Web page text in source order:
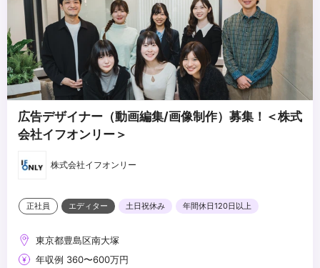
のある方
・責任感のある方
・周りのメンバーと協調・協業ができる方
...
広告デザイナー（動画編集/画像制作）募集！＜株式
会社イフオンリー＞
株式会社イフオンリー
正社員 エディター 土日祝休み 年間休日120日以上
東京都豊島区南大塚
年収例 360〜600万円